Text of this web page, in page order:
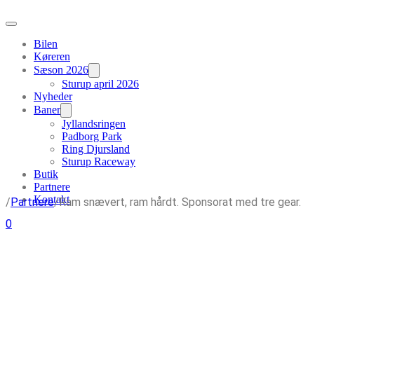
Bilen
Køreren
Sæson 2026
Sturup april 2026
Nyheder
Baner
Jyllandsringen
Padborg Park
Ring Djursland
Sturup Raceway
Butik
Partnere
Kontakt
0
/Partnere/Ram snævert, ram hårdt. Sponsorat med tre gear.